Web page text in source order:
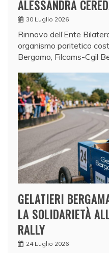
ALESSANDRA
30 Luglio 2026
Rinnovo dell’Ente
organismo paritetico
Bergamo, Filcams-Cgil
GELATIERI
LA SOLIDARIETÀ
RALLY
24 Luglio 2026